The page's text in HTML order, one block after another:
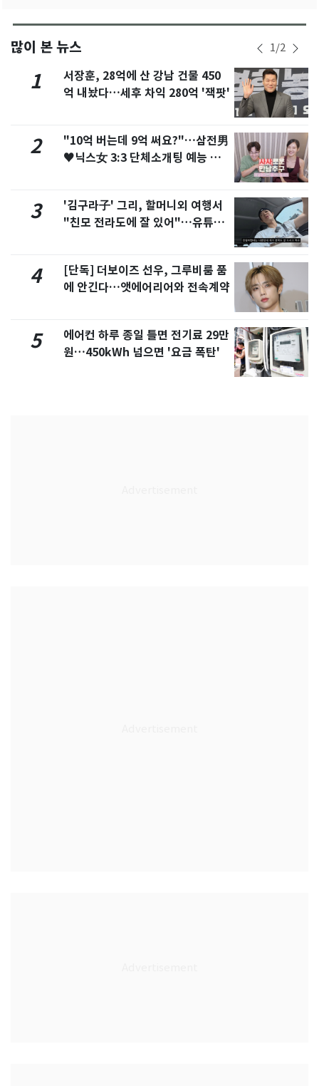
많이 본 뉴스 1/2
1
서장훈, 28억에 산 강남 건물 450
억 내놨다…세후 차익 280억 '잭팟'
2
"10억 버는데 9억 써요?"…삼전男
♥닉스女 3:3 단체소개팅 예능 화
3
'김구라子' 그리, 할머니외 여행서
"친모 전라도에 잘 있어"…유튜브
4
[단독] 더보이즈 선우, 그루비룸 품
에 안긴다…앳에어리어와 전속계약
5
에어컨 하루 종일 틀면 전기료 29만
원…450kWh 넘으면 '요금 폭탄'